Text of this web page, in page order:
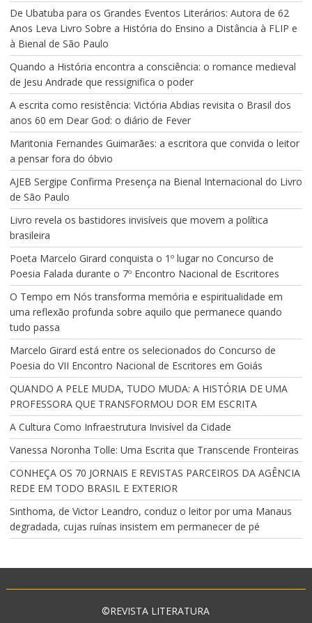
De Ubatuba para os Grandes Eventos Literários: Autora de 62
Anos Leva Livro Sobre a História do Ensino a Distância à FLIP e
à Bienal de São Paulo
Quando a História encontra a consciência: o romance medieval
de Jesu Andrade que ressignifica o poder
A escrita como resistência: Victória Abdias revisita o Brasil dos
anos 60 em Dear God: o diário de Fever
Maritonia Fernandes Guimarães: a escritora que convida o leitor
a pensar fora do óbvio
AJEB Sergipe Confirma Presença na Bienal Internacional do Livro
de São Paulo
Livro revela os bastidores invisíveis que movem a política
brasileira
Poeta Marcelo Girard conquista o 1º lugar no Concurso de
Poesia Falada durante o 7º Encontro Nacional de Escritores
O Tempo em Nós transforma memória e espiritualidade em
uma reflexão profunda sobre aquilo que permanece quando
tudo passa
Marcelo Girard está entre os selecionados do Concurso de
Poesia do VII Encontro Nacional de Escritores em Goiás
QUANDO A PELE MUDA, TUDO MUDA: A HISTÓRIA DE UMA
PROFESSORA QUE TRANSFORMOU DOR EM ESCRITA
A Cultura Como Infraestrutura Invisível da Cidade
Vanessa Noronha Tolle: Uma Escrita que Transcende Fronteiras
CONHEÇA OS 70 JORNAIS E REVISTAS PARCEIROS DA AGÊNCIA
REDE EM TODO BRASIL E EXTERIOR
Sinthoma, de Victor Leandro, conduz o leitor por uma Manaus
degradada, cujas ruínas insistem em permanecer de pé
©REVISTA LITERATURA